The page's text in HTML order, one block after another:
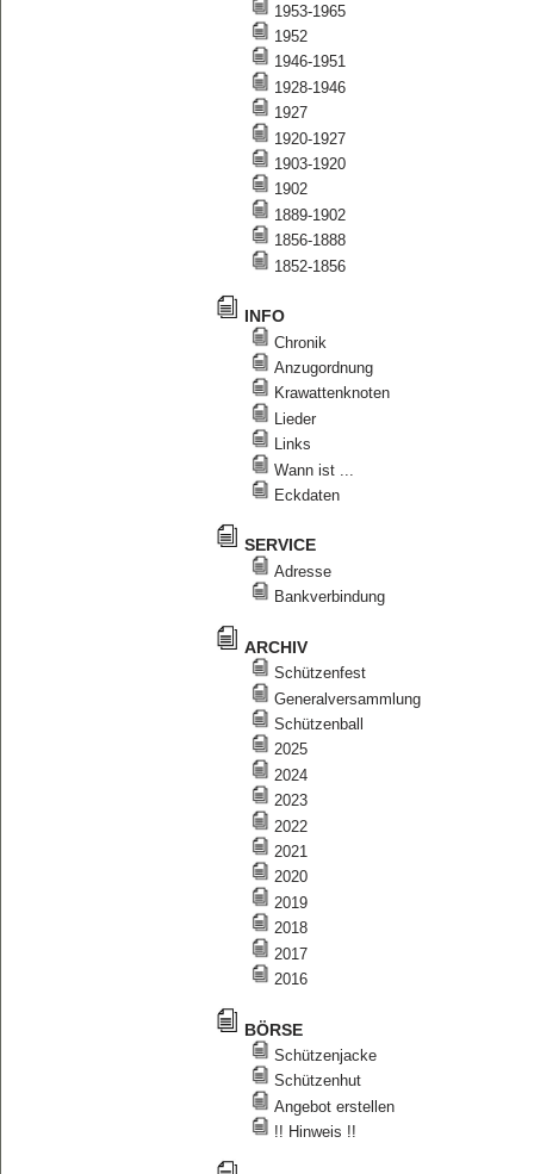
1953-1965
1952
1946-1951
1928-1946
1927
1920-1927
1903-1920
1902
1889-1902
1856-1888
1852-1856
INFO
Chronik
Anzugordnung
Krawattenknoten
Lieder
Links
Wann ist ...
Eckdaten
SERVICE
Adresse
Bankverbindung
ARCHIV
Schützenfest
Generalversammlung
Schützenball
2025
2024
2023
2022
2021
2020
2019
2018
2017
2016
BÖRSE
Schützenjacke
Schützenhut
Angebot erstellen
!! Hinweis !!